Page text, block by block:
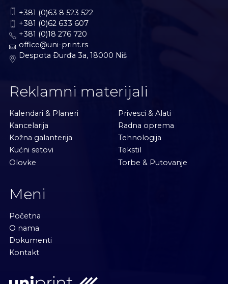
+381 (0)63 8 523 522
+381 (0)62 633 607
+381 (0)18 276 720
office@uni-print.rs
Despota Ðurđa 3a, 18000 Niš
Reklamni materijali
Kalendari & Planeri
Kancelarija
Kožna galanterija
Kućni setovi
Olovke
Privesci & Alati
Radna oprema
Tehnologija
Tekstil
Torbe & Putovanje
Meni
Početna
O nama
Dokumenti
Kontakt